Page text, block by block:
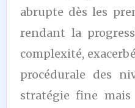
abrupte dès les
rendant la
complexité,
procédurale des
stratégie fine